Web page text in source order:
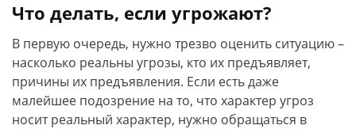
Что делать, если угрожают?
В первую очередь, нужно трезво оценить ситуацию –
насколько реальны угрозы, кто их предъявляет,
причины их предъявления. Если есть даже
малейшее подозрение на то, что характер угроз
носит реальный характер, нужно обращаться в